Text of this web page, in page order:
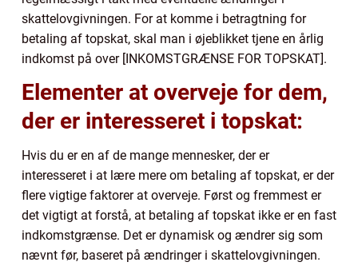
skattelovgivningen. For at komme i betragtning for
betaling af topskat, skal man i øjeblikket tjene en årlig
indkomst på over [INKOMSTGRÆNSE FOR TOPSKAT].
Elementer at overveje for dem,
der er interesseret i topskat:
Hvis du er en af de mange mennesker, der er
interesseret i at lære mere om betaling af topskat, er der
flere vigtige faktorer at overveje. Først og fremmest er
det vigtigt at forstå, at betaling af topskat ikke er en fast
indkomstgrænse. Det er dynamisk og ændrer sig som
nævnt før, baseret på ændringer i skattelovgivningen.